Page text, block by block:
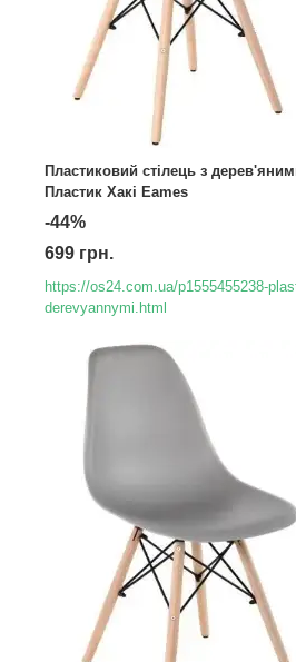
Пластиковий стілець з
Пластик Хакі Eames
-44%
699 грн.
https://os24.com.ua/p1555455238-
derevyannymi.html